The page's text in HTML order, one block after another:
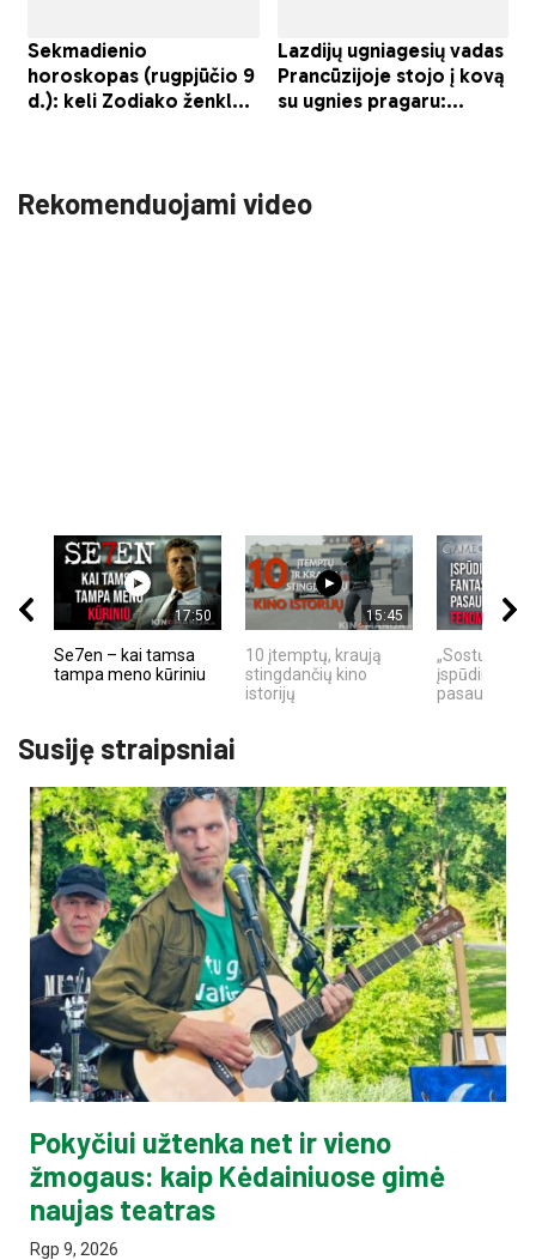
Rekomenduojami video
17:50
Se7en – kai tamsa
tampa meno kūriniu
15:45
10 įtemptų, kraują
stingdančių kino
istorijų
„Sostų
įspūdingas
pasaulio
Susiję straipsniai
Pokyčiui užtenka net ir vieno
žmogaus: kaip Kėdainiuose gimė
naujas teatras
Rgp 9, 2026